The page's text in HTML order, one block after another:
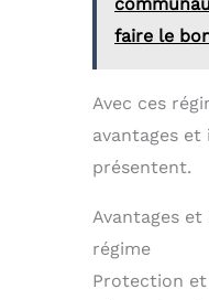
faire le
Avec ces
avantages et
présentent.
Avantages
régime
Protection et